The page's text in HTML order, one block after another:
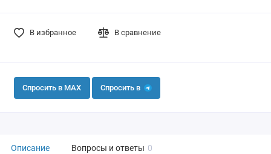
В избранное В сравнение
Спросить в MAX Спросить в
Описание Вопросы и ответы 0